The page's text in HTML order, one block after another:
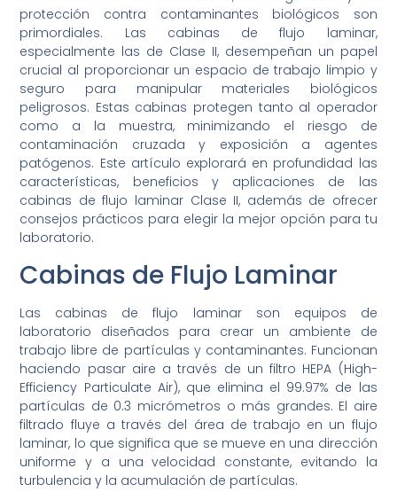
protección contra contaminantes biológicos son
primordiales. Las cabinas de flujo laminar,
especialmente las de Clase II, desempeñan un papel
crucial al proporcionar un espacio de trabajo limpio y
seguro para manipular materiales biológicos
peligrosos. Estas cabinas protegen tanto al operador
como a la muestra, minimizando el riesgo de
contaminación cruzada y exposición a agentes
patógenos. Este artículo explorará en profundidad las
características, beneficios y aplicaciones de las
cabinas de flujo laminar Clase II, además de ofrecer
consejos prácticos para elegir la mejor opción para tu
laboratorio.
Cabinas de Flujo Laminar
Las cabinas de flujo laminar son equipos de
laboratorio diseñados para crear un ambiente de
trabajo libre de partículas y contaminantes. Funcionan
haciendo pasar aire a través de un filtro HEPA (High-
Efficiency Particulate Air), que elimina el 99.97% de las
partículas de 0.3 micrómetros o más grandes. El aire
filtrado fluye a través del área de trabajo en un flujo
laminar, lo que significa que se mueve en una dirección
uniforme y a una velocidad constante, evitando la
turbulencia y la acumulación de partículas.